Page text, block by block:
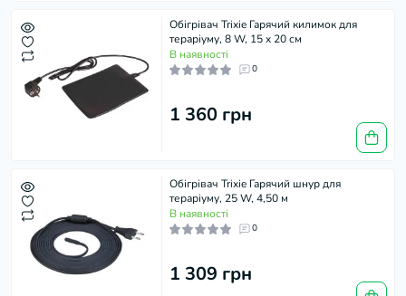
Обігрівач Trixie Гарячий килимок для
тераріуму, 8 W, 15 x 20 см
В наявності
0
1 360 грн
Обігрівач Trixie Гарячий шнур для
тераріуму, 25 W, 4,50 м
В наявності
0
1 309 грн